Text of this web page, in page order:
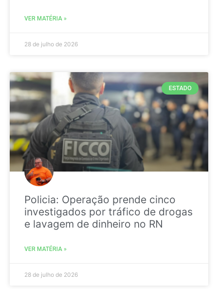
VER MATÉRIA »
28 de julho de 2026
ESTADO
Policia: Operação prende cinco
investigados por tráfico de drogas
e lavagem de dinheiro no RN
VER MATÉRIA »
28 de julho de 2026